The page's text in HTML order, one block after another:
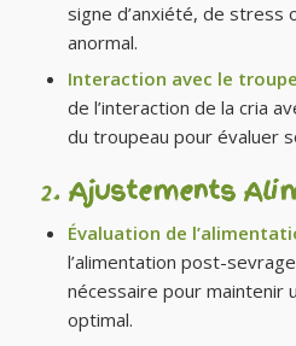
signe d’anxiété, de stress
anormal.
Interaction avec le
de l’interaction de la cria
du troupeau pour évaluer
2. Ajustements
Évaluation de
l’alimentation post-
nécessaire pour maintenir
optimal.